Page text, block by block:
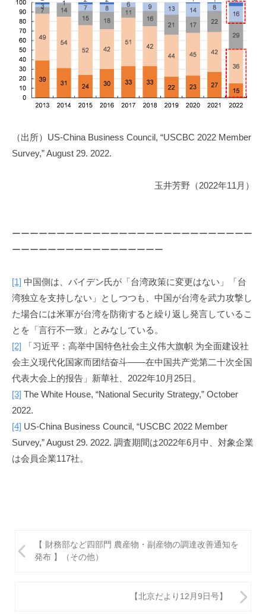
（出所）US-China Business Council, “USCBC 2022 Member
Survey,” August 29. 2022.
玉井芳野（2022年11月）
ーーーーーーーーーーーーーーーーーーーーーーーーーーー
ーーーーーーーーーーーーーーーーー
[1] 中国側は、バイデン氏が「台湾政策に変更はない」「台
湾独立を支持しない」としつつも、中国が台湾を武力攻撃し
た場合には米軍が台湾を防衛すると繰り返し発言しているこ
とを「言行不一致」とみなしている。
[2] 「习近平：高举中国特色社会主义伟大旗帜 为全面建设社
会主义现代化国家而团结奋斗——在中国共产党第二十次全国
代表大会上的报告」新華社、2022年10月25日。
[3] The White House, “National Security Strategy,” October
2022.
[4] US-China Business Council, “USCBC 2022 Member
Survey,” August 29. 2022. 調査期間は2022年6月中、対象企業
は会員企業117社。
稿
【 財務部など四部門 農産物・副産物の調達改善通知を
発布 】（その他）
【北京だより12月9日号】